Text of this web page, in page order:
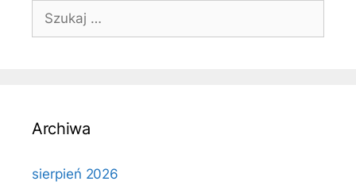
Szukaj:
Archiwa
sierpień 2026